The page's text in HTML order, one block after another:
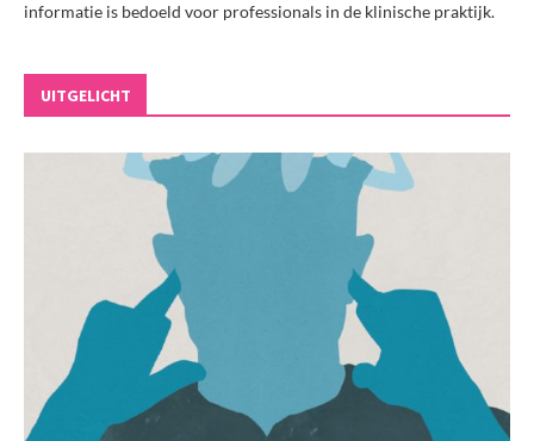
informatie is bedoeld voor professionals in de klinische praktijk.
UITGELICHT